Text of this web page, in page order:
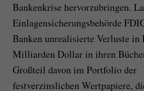
Bankenkrise hervorzubringen.
Einlagensicherungsbehörde
Banken unrealisierte Verluste in
Milliarden Dollar in ihren
Großteil davon im Portfolio der
festverzinslichen Wertpapiere,